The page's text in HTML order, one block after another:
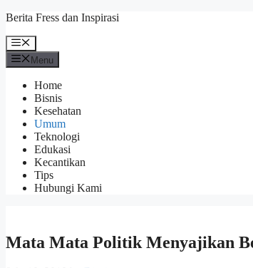
Skip
content
Berita Fress dan Inspirasi
Menu
Menu
Home
Bisnis
Kesehatan
Umum
Teknologi
Edukasi
Kecantikan
Tips
Hubungi Kami
Mata Mata Politik Menyajikan